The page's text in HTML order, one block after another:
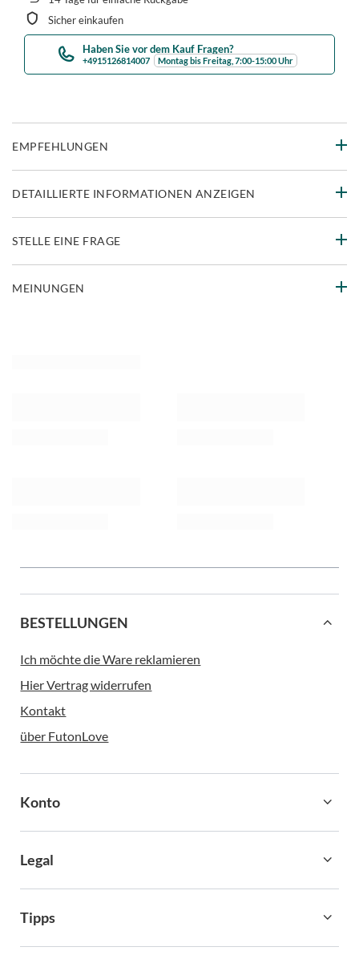
Sicher einkaufen
Haben Sie vor dem Kauf Fragen?
+4915126814007 Montag bis Freitag, 7:00-15:00 Uhr
EMPFEHLUNGEN
DETAILLIERTE INFORMATIONEN ANZEIGEN
STELLE EINE FRAGE
MEINUNGEN
BESTELLUNGEN
Ich möchte die Ware reklamieren
Hier Vertrag widerrufen
Kontakt
über FutonLove
Konto
Legal
Tipps